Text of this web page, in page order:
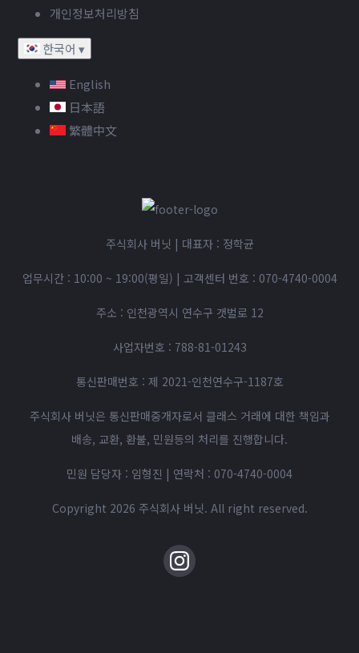
개인정보처리방침
한국어 ▾
English
日本語
繁體中文
주식회사 버닛 | 대표자 : 정학균
업무시간 : 10:00 ~ 19:00(평일) | 고객센터 번호 : 070-4740-0004
주소 : 인천광역시 연수구 갯벌로 12
사업자번호 : 788-81-01243
통신판매번호 : 제 2021-인천연수구-1187호
주식회사 버닛은 통신판매중개자로서 클래스 거래에 대한 책임과
배송, 교환, 환불, 민원등의 처리를 진행합니다.
민원 담당자 : 임형진 | 연락처 : 070-4740-0004
Copyright 2026 주식회사 버닛. All right reserved.